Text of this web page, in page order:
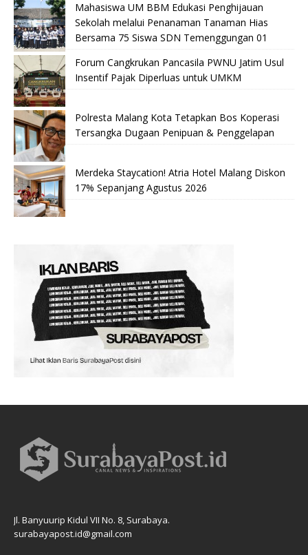
Mahasiswa UM BBM Edukasi Penghijauan
Sekolah melalui Penanaman Tanaman Hias
Bersama 75 Siswa SDN Temenggungan 01
Forum Cangkrukan Pancasila PWNU Jatim Usul
Insentif Pajak Diperluas untuk UMKM
Polresta Malang Kota Tetapkan Bos Koperasi
Tersangka Dugaan Penipuan & Penggelapan
Merdeka Staycation! Atria Hotel Malang Diskon
17% Sepanjang Agustus 2026
Jl. Banyuurip Kidul VII No. 8, Surabaya.
surabayapost.id@gmail.com